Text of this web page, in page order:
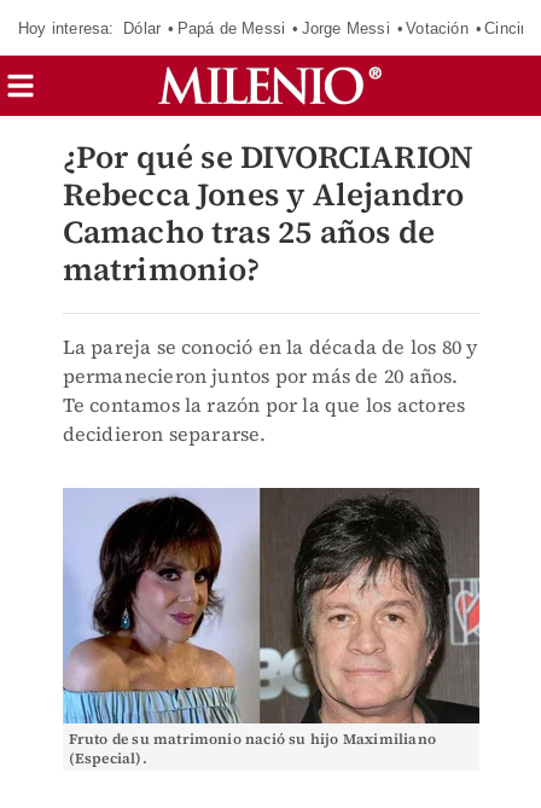
Hoy interesa: Dólar Papá de Messi Jorge Messi Votación
¿Por qué se DIVORCIARION
Rebecca Jones y Alejandro
Camacho tras 25 años de
matrimonio?
La pareja se conoció en la década de los 80 y
permanecieron juntos por más de 20 años.
Te contamos la razón por la que los actores
decidieron separarse.
Fruto de su matrimonio nació su hijo Maximiliano
(Especial).